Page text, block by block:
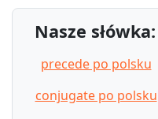
Nasze słówka:
precede po polsku
conjugate po polsku